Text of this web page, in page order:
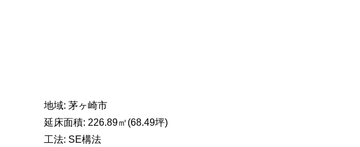
地域: 茅ヶ崎市
延床面積: 226.89㎡(68.49坪)
工法: SE構法